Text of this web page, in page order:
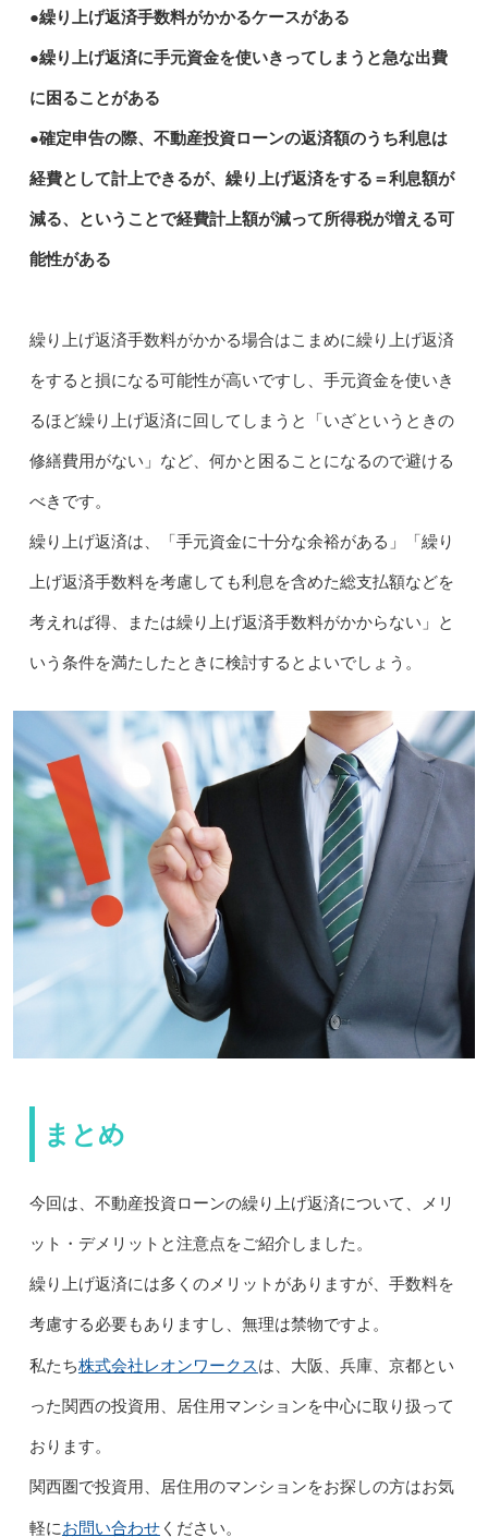
●繰り上げ返済手数料がかかるケースがある
●繰り上げ返済に手元資金を使いきってしまうと急な出費
に困ることがある
●確定申告の際、不動産投資ローンの返済額のうち利息は
経費として計上できるが、繰り上げ返済をする＝利息額が
減る、ということで経費計上額が減って所得税が増える可
能性がある
繰り上げ返済手数料がかかる場合はこまめに繰り上げ返済
をすると損になる可能性が高いですし、手元資金を使いき
るほど繰り上げ返済に回してしまうと「いざというときの
修繕費用がない」など、何かと困ることになるので避ける
べきです。
繰り上げ返済は、「手元資金に十分な余裕がある」「繰り
上げ返済手数料を考慮しても利息を含めた総支払額などを
考えれば得、または繰り上げ返済手数料がかからない」と
いう条件を満たしたときに検討するとよいでしょう。
まとめ
今回は、不動産投資ローンの繰り上げ返済について、メリ
ット・デメリットと注意点をご紹介しました。
繰り上げ返済には多くのメリットがありますが、手数料を
考慮する必要もありますし、無理は禁物ですよ。
私たち株式会社レオンワークスは、大阪、兵庫、京都とい
った関西の投資用、居住用マンションを中心に取り扱って
おります。
関西圏で投資用、居住用のマンションをお探しの方はお気
軽にお問い合わせください。